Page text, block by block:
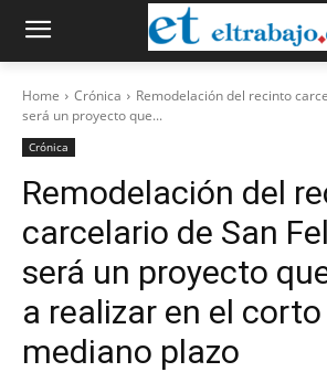
Home Crónica
Remodelación del recinto
será un proyecto que...
Crónica
Remodelación del
carcelario de San
será un proyecto
a realizar en el corto
mediano plazo